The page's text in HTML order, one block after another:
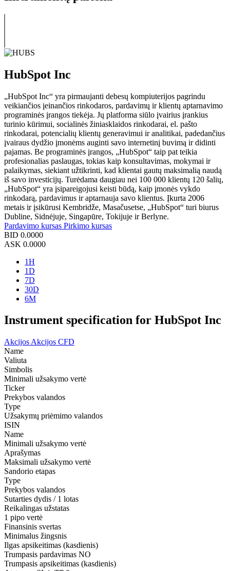
HubSpot Inc
„HubSpot Inc“ yra pirmaujanti debesų kompiuterijos pagrindu
veikiančios įeinančios rinkodaros, pardavimų ir klientų aptarnavimo
programinės įrangos tiekėja. Jų platforma siūlo įvairius įrankius
turinio kūrimui, socialinės žiniasklaidos rinkodarai, el. pašto
rinkodarai, potencialių klientų generavimui ir analitikai, padedančius
įvairaus dydžio įmonėms auginti savo internetinį buvimą ir didinti
pajamas. Be programinės įrangos, „HubSpot“ taip pat teikia
profesionalias paslaugas, tokias kaip konsultavimas, mokymai ir
palaikymas, siekiant užtikrinti, kad klientai gautų maksimalią naudą
iš savo investicijų. Turėdama daugiau nei 100 000 klientų 120 šalių,
„HubSpot“ yra įsipareigojusi keisti būdą, kaip įmonės vykdo
rinkodarą, pardavimus ir aptarnauja savo klientus. Įkurta 2006
metais ir įsikūrusi Kembridže, Masačusetse, „HubSpot“ turi biurus
Dubline, Sidnėjuje, Singapūre, Tokijuje ir Berlyne.
Pardavimo kursas Pirkimo kursas
BID 0.0000
ASK 0.0000
1H
1D
7D
30D
6M
Instrument specification for HubSpot Inc
Akcijos Akcijos CFD
Name
Valiuta
Simbolis
Minimali užsakymo vertė
Ticker
Prekybos valandos
Type
Užsakymų priėmimo valandos
ISIN
Name
Minimali užsakymo vertė
Aprašymas
Maksimali užsakymo vertė
Sandorio etapas
Type
Prekybos valandos
Sutarties dydis / 1 lotas
Reikalingas užstatas
1 pipo vertė
Finansinis svertas
Minimalus žingsnis
Ilgas apsikeitimas (kasdienis)
Trumpasis pardavimas NO
Trumpasis apsikeitimas (kasdienis)